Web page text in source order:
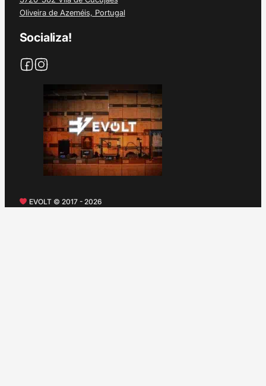
Oliveira de Azeméis, Portugal
Socializa!
EVOLT © 2017 - 2026